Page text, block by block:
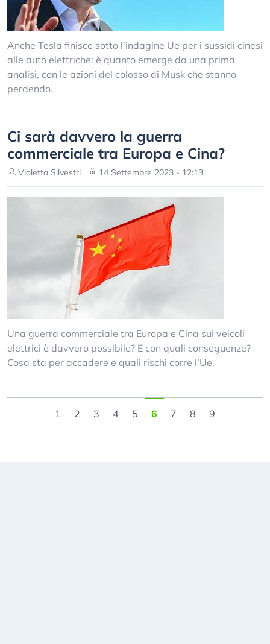
Anche Tesla finisce sotto l’indagine Ue per i sussidi cinesi
alle auto elettriche: è quanto emerge da una prima
analisi, con le azioni del colosso di Musk che stanno
perdendo.
Ci sarà davvero la guerra
commerciale tra Europa e Cina?
Violetta Silvestri 14 Settembre 2023 - 12:13
Una guerra commerciale tra Europa e Cina sui veicoli
elettrici è davvero possibile? E con quali conseguenze?
Cosa sta per accadere e quali rischi corre l’Ue.
1 2 3 4 5 6 7 8 9